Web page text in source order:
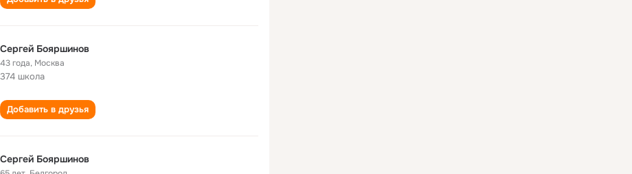
Сергей Бояршинов
43 года, Москва
374 школа
Добавить в друзья
Сергей Бояршинов